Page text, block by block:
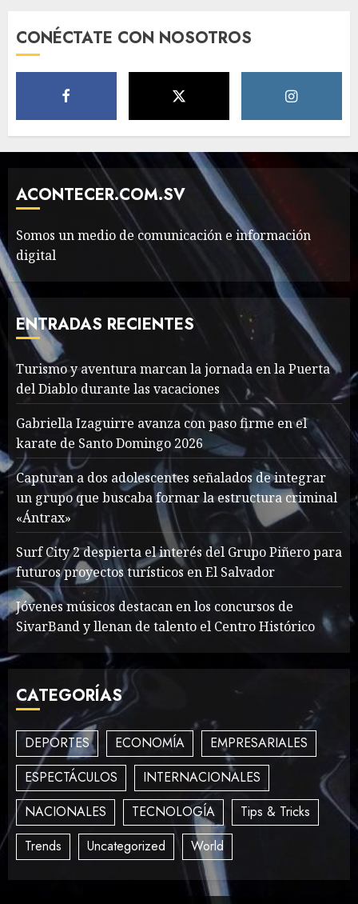
Classic Cars in a Retro
The full story of
Thailand’s extraordinary
cave rescue
MAYO 14, 2024 1002
7
Valentino Goes
Deliberately Feminine for
Fall 2018
MAYO 16, 2024 765
1
Searching for the
forgotten heroes of World
War Two
MAYO 14, 2024 860
2
What’s Scarier Than the
Sex Talk? Its About Weight
MAYO 14, 2024 862
3
How To Write Award
4
How Many of These Italian
Foods Have You Tried?
MAYO 14, 2024 810
Need to Know About the
CONÉCTATE CON NOSOTROS
ACONTECER.COM.SV
Somos un medio de comunicación e información
digital
ENTRADAS RECIENTES
Turismo y aventura marcan la jornada en la Puerta
del Diablo durante las vacaciones
Gabriella Izaguirre avanza con paso firme en el
karate de Santo Domingo 2026
Capturan a dos adolescentes señalados de integrar
un grupo que buscaba formar la estructura criminal
«Ántrax»
Surf City 2 despierta el interés del Grupo Piñero para
futuros proyectos turísticos en El Salvador
Jóvenes músicos destacan en los concursos de
SivarBand y llenan de talento el Centro Histórico
CATEGORÍAS
DEPORTES ECONOMÍA
EMPRESARIALES
ESPECTÁCULOS
INTERNACIONALES
NACIONALES
TECNOLOGÍA
Tips & Tricks
Trends
Uncategorized World